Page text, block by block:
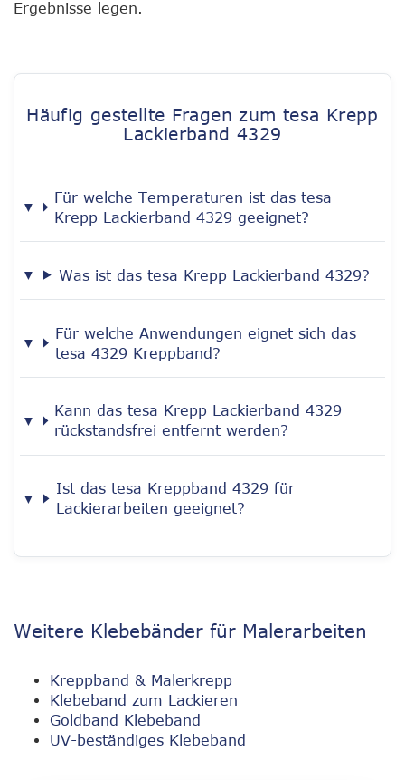
Ergebnisse legen.
Häufig gestellte Fragen zum tesa Krepp
Lackierband 4329
Für welche Temperaturen ist das tesa
Krepp Lackierband 4329 geeignet?
Was ist das tesa Krepp Lackierband 4329?
Für welche Anwendungen eignet sich das
tesa 4329 Kreppband?
Kann das tesa Krepp Lackierband 4329
rückstandsfrei entfernt werden?
Ist das tesa Kreppband 4329 für
Lackierarbeiten geeignet?
Weitere Klebebänder für Malerarbeiten
Kreppband & Malerkrepp
Klebeband zum Lackieren
Goldband Klebeband
UV-beständiges Klebeband